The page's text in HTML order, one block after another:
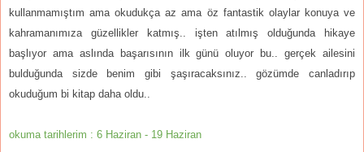
kullanmamıştım ama okudukça az ama öz fantastik olaylar konuya ve
kahramanımıza güzellikler katmış.. işten atılmış olduğunda hikaye
başlıyor ama aslında başarısının ilk günü oluyor bu.. gerçek ailesini
bulduğunda sizde benim gibi şaşıracaksınız.. gözümde canladırıp
okuduğum bi kitap daha oldu..
okuma tarihlerim : 6 Haziran - 19 Haziran